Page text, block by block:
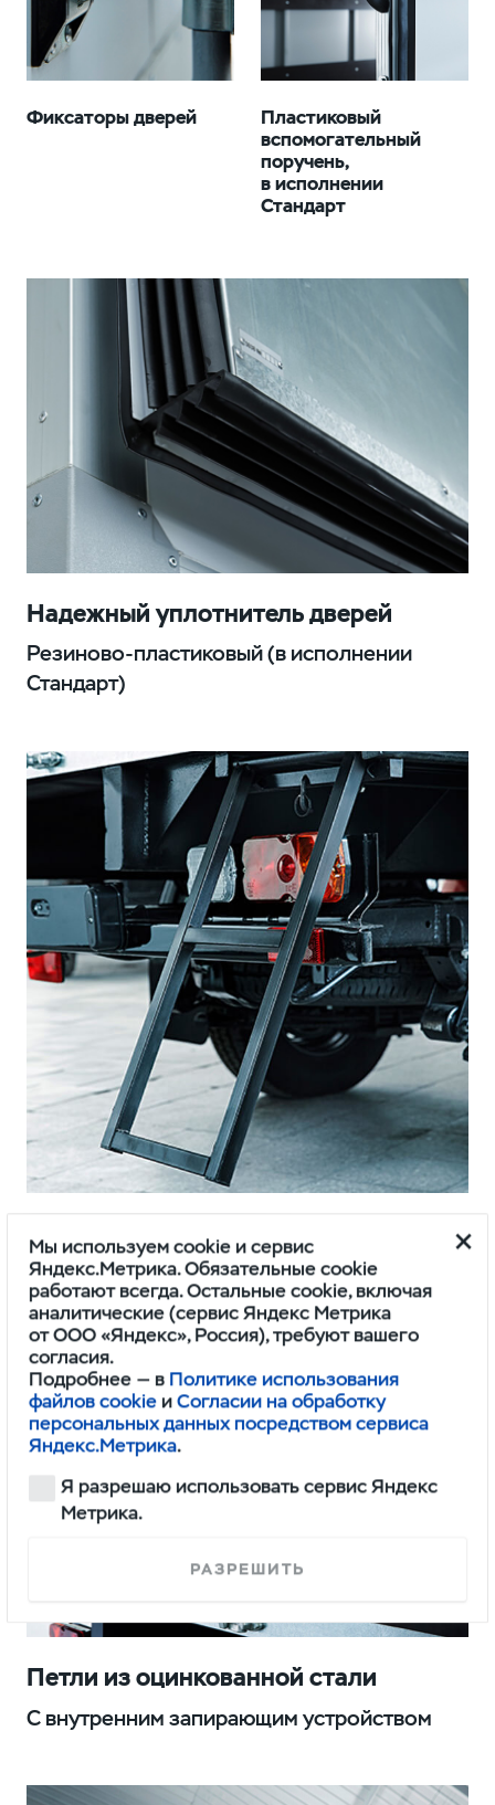
Фиксаторы дверей
Пластиковый
вспомогательный
поручень,
в исполнении
Стандарт
Надежный уплотнитель дверей
Резиново-пластиковый (в исполнении
Стандарт)
Лестница-ступенька
Двухмаршевая
Петли из оцинкованной стали
С внутренним запирающим устройством
Мы используем cookie и сервис
Яндекс.Метрика. Обязательные cookie
работают всегда. Остальные cookie, включая
аналитические (сервис Яндекс Метрика
от ООО «Яндекс», Россия), требуют вашего
согласия.
Подробнее — в Политике использования
файлов cookie иСогласии на обработку
персональных данных посредством сервиса
Яндекс.Метрика.
Я разрешаю использовать сервис Яндекс
Метрика.
РАЗРЕШИТЬ